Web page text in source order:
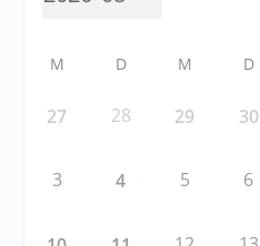
M D M D
27 28 29 30
3 4 5 6